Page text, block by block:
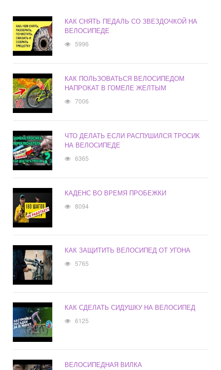
КАК СНЯТЬ ПЕДАЛЬ СО ЗВЕЗДОЧКОЙ НА
ВЕЛОСИПЕДЕ
5996
КАК ПОЛЬЗОВАТЬСЯ ВЕЛОСИПЕДОМ
НАПРОКАТ В ГОМЕЛЕ ЖЕЛТЫМ
7006
ЧТО ДЕЛАТЬ ЕСЛИ РАСПУШИЛСЯ ТРОСИК
НА ВЕЛОСИПЕДЕ
6365
КАДЕНС ВО ВРЕМЯ ПРОБЕЖКИ
8094
КАК ЗАЩИТИТЬ ВЕЛОСИПЕД ОТ УГОНА
5765
КАК СДЕЛАТЬ СИДУШКУ НА ВЕЛОСИПЕД
6125
ВЕЛОСИПЕДНАЯ ВИЛКА